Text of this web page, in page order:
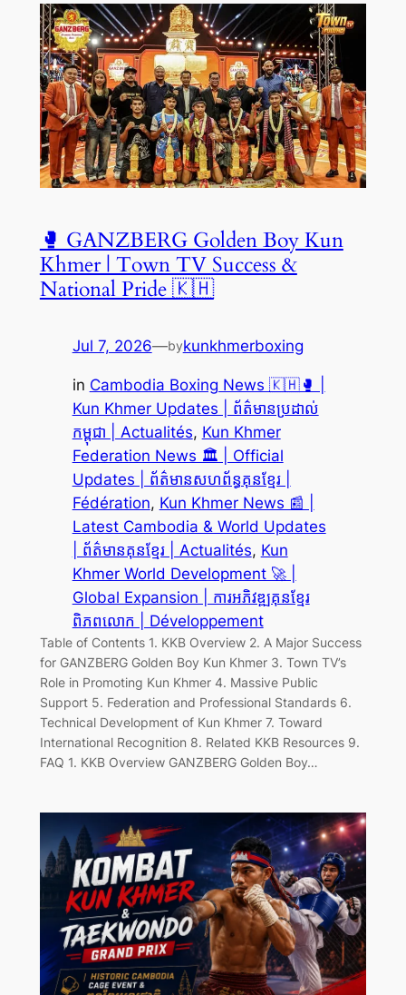
🥊 GANZBERG Golden Boy Kun
Khmer | Town TV Success &
National Pride 🇰🇭
Jul 7, 2026—bykunkhmerboxing
in Cambodia Boxing News 🇰🇭🥊 |
Kun Khmer Updates | ព័ត៌មានប្រដាល់
កម្ពុជា | Actualités, Kun Khmer
Federation News 🏛️ | Official
Updates | ព័ត៌មានសហព័ន្ធគុនខ្មែរ |
Fédération, Kun Khmer News 📰 |
Latest Cambodia & World Updates
| ព័ត៌មានគុនខ្មែរ | Actualités, Kun
Khmer World Development 🚀 |
Global Expansion | ការអភិវឌ្ឍគុនខ្មែរ
ពិភពលោក | Développement
Table of Contents 1. KKB Overview 2. A Major Success
for GANZBERG Golden Boy Kun Khmer 3. Town TV’s
Role in Promoting Kun Khmer 4. Massive Public
Support 5. Federation and Professional Standards 6.
Technical Development of Kun Khmer 7. Toward
International Recognition 8. Related KKB Resources 9.
FAQ 1. KKB Overview GANZBERG Golden Boy…